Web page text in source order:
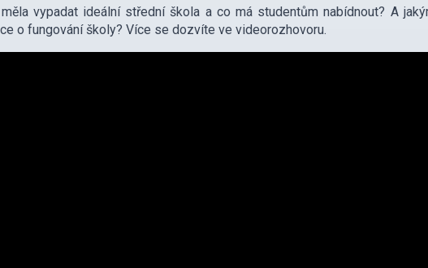
vypadat ideální střední škola a co má studentům nabídnout? A
o fungování školy? Více se dozvíte ve videorozhovoru.